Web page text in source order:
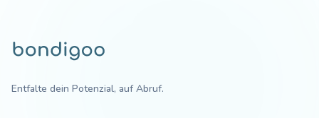
Entfalte dein Potenzial, auf Abruf.